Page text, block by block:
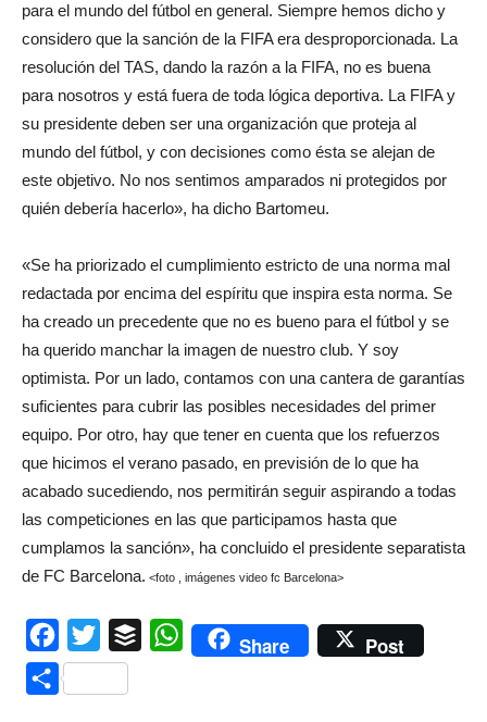
para el mundo del fútbol en general. Siempre hemos dicho y
considero que la sanción de la FIFA era desproporcionada. La
resolución del TAS, dando la razón a la FIFA, no es buena
para nosotros y está fuera de toda lógica deportiva. La FIFA y
su presidente deben ser una organización que proteja al
mundo del fútbol, y con decisiones como ésta se alejan de
este objetivo. No nos sentimos amparados ni protegidos por
quién debería hacerlo», ha dicho Bartomeu.
«Se ha priorizado el cumplimiento estricto de una norma mal
redactada por encima del espíritu que inspira esta norma. Se
ha creado un precedente que no es bueno para el fútbol y se
ha querido manchar la imagen de nuestro club. Y soy
optimista. Por un lado, contamos con una cantera de garantías
suficientes para cubrir las posibles necesidades del primer
equipo. Por otro, hay que tener en cuenta que los refuerzos
que hicimos el verano pasado, en previsión de lo que ha
acabado sucediendo, nos permitirán seguir aspirando a todas
las competiciones en las que participamos hasta que
cumplamos la sanción», ha concluido el presidente separatista
de FC Barcelona. <foto , imágenes video fc Barcelona>
Facebook
Twitter Buffer WhatsAppShare Post
Compartir